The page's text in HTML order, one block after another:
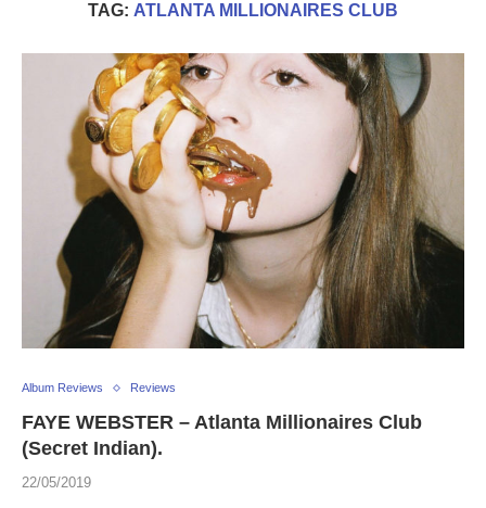
TAG: ATLANTA MILLIONAIRES CLUB
Album Reviews Reviews
FAYE WEBSTER – Atlanta Millionaires Club
(Secret Indian).
22/05/2019